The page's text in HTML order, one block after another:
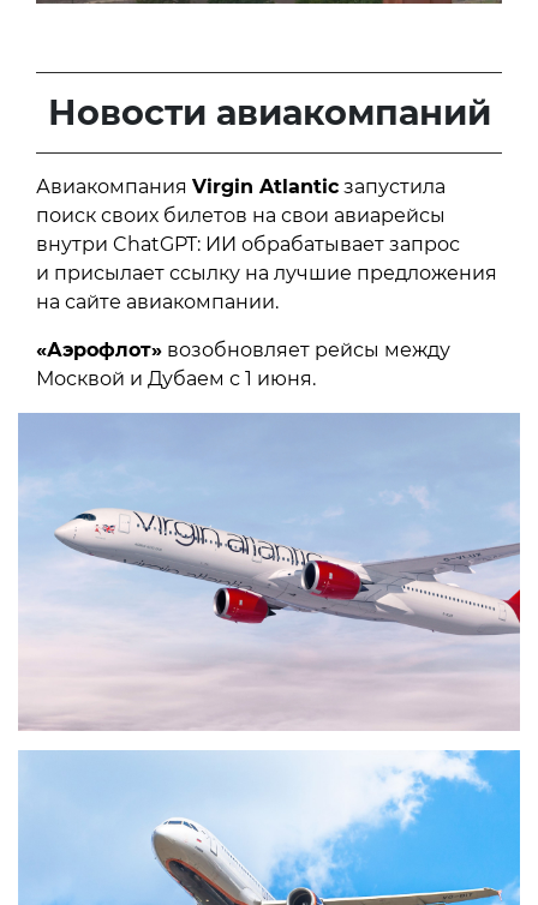
Новости авиакомпаний
Авиакомпания Virgin Atlantic запустила
поиск своих билетов на свои авиарейсы
внутри ChatGPT: ИИ обрабатывает запрос
и присылает ссылку на лучшие предложения
на сайте авиакомпании.
«Аэрофлот» возобновляет рейсы между
Москвой и Дубаем с 1 июня.